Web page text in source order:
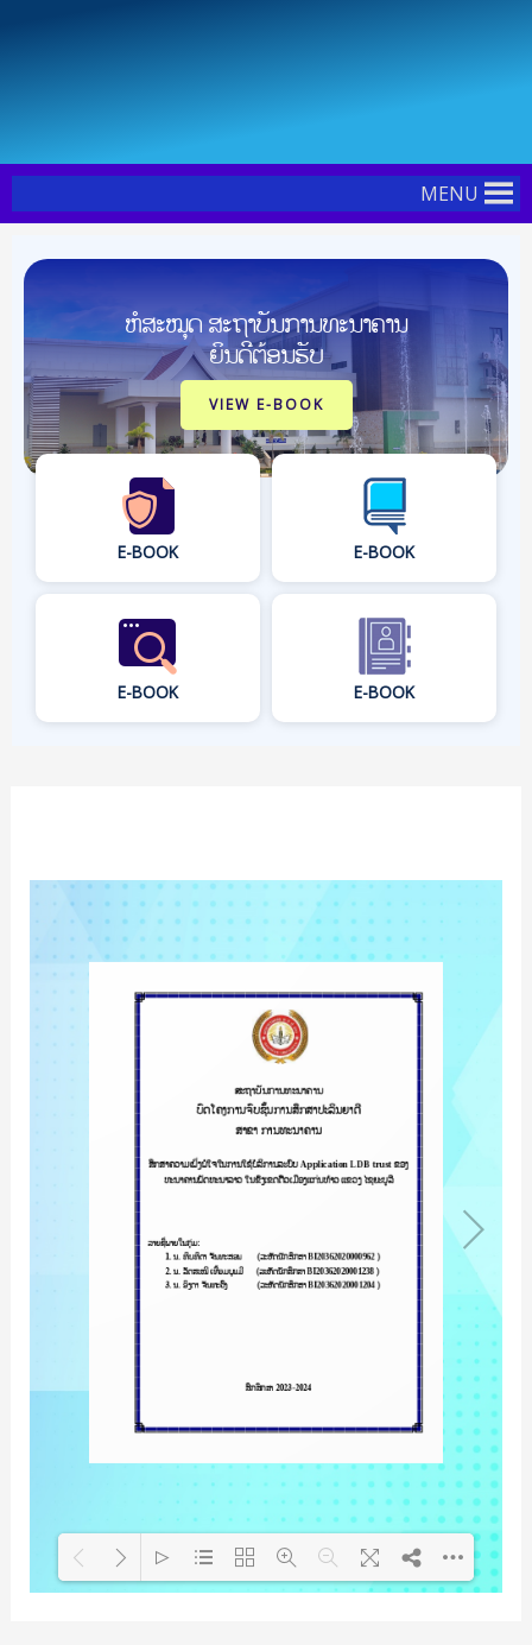
MENU
ຫໍສະໝຸດ ສະຖາບັນການທະນາຄານ
ຍິນດີຕ້ອນຮັບ
VIEW E-BOOK
E-BOOK E-BOOK
E-BOOK E-BOOK